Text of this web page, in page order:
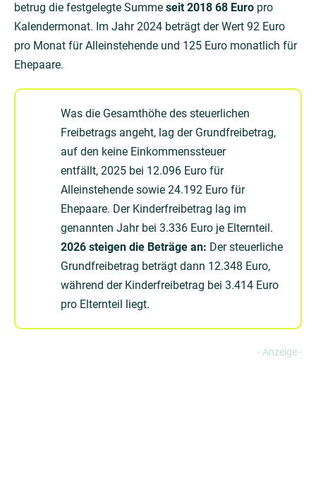
betrug die festgelegte Summe seit 2018 68 Euro pro
Kalendermonat. Im Jahr 2024 beträgt der Wert 92 Euro
pro Monat für Alleinstehende und 125 Euro monatlich für
Ehepaare.
Was die Gesamthöhe des steuerlichen
Freibetrags angeht, lag der Grundfreibetrag,
auf den keine Einkommenssteuer
entfällt, 2025 bei 12.096 Euro für
Alleinstehende sowie 24.192 Euro für
Ehepaare. Der Kinderfreibetrag lag im
genannten Jahr bei 3.336 Euro je Elternteil.
2026 steigen die Beträge an: Der steuerliche
Grundfreibetrag beträgt dann 12.348 Euro,
während der Kinderfreibetrag bei 3.414 Euro
pro Elternteil liegt.